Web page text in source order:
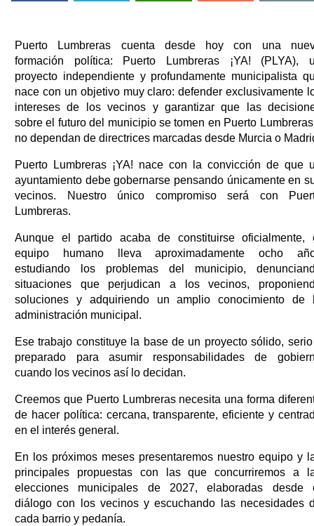
Puerto Lumbreras cuenta desde hoy con una
formación política: Puerto Lumbreras ¡YA! (PLYA),
proyecto independiente y profundamente municipalista
nace con un objetivo muy claro: defender exclusivamente
intereses de los vecinos y garantizar que las
sobre el futuro del municipio se tomen en Puerto
no dependan de directrices marcadas desde Murcia o
Puerto Lumbreras ¡YA! nace con la convicción de que
ayuntamiento debe gobernarse pensando únicamente en
vecinos. Nuestro único compromiso será con
Lumbreras.
Aunque el partido acaba de constituirse oficialmente,
equipo humano lleva aproximadamente ocho
estudiando los problemas del municipio,
situaciones que perjudican a los vecinos,
soluciones y adquiriendo un amplio conocimiento de
administración municipal.
Ese trabajo constituye la base de un proyecto sólido,
preparado para asumir responsabilidades de
cuando los vecinos así lo decidan.
Creemos que Puerto Lumbreras necesita una forma
de hacer política: cercana, transparente, eficiente y
en el interés general.
En los próximos meses presentaremos nuestro equipo y
principales propuestas con las que concurriremos a
elecciones municipales de 2027, elaboradas desde
diálogo con los vecinos y escuchando las necesidades
cada barrio y pedanía.